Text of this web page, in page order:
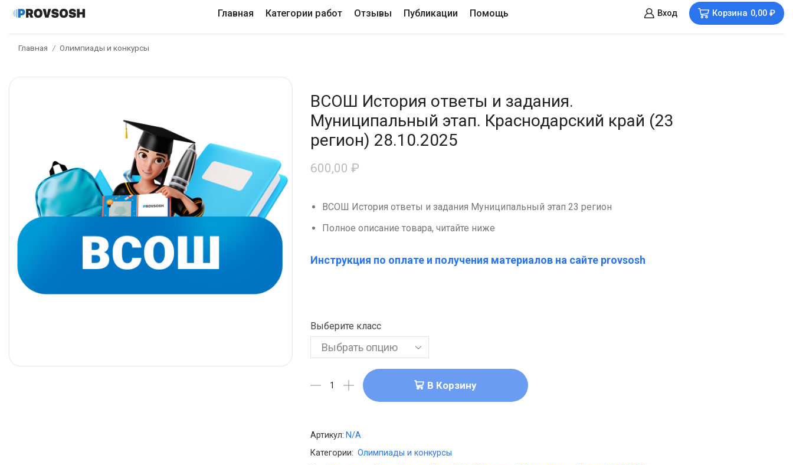
Главная Категории работ Отзывы Публикации Помощь Вход Корзина 0,00 ₽
Главная / Олимпиады и конкурсы
ВСОШ История ответы и задания.
Муниципальный этап. Краснодарский край (23
регион) 28.10.2025
600,00 ₽
ВСОШ История ответы и задания Муниципальный этап 23 регион
Полное описание товара, читайте ниже
Инструкция по оплате и получения материалов на сайте provsosh
Выберите класс
В Корзину
Артикул: N/A
Категории: Олимпиады и конкурсы